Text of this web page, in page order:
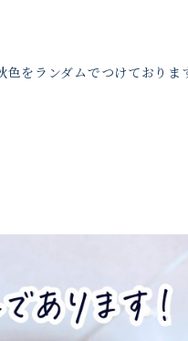
をランダムでつけておりま